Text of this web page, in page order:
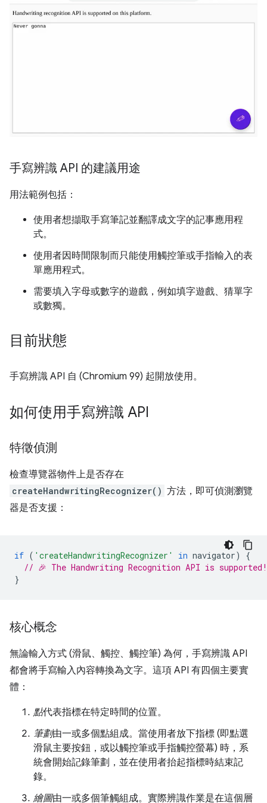
手寫辨識 API 的建議用途
用法範例包括：
使用者想擷取手寫筆記並翻譯成文字的記事應用程
式。
使用者因時間限制而只能使用觸控筆或手指輸入的表
單應用程式。
需要填入字母或數字的遊戲，例如填字遊戲、猜單字
或數獨。
目前狀態
手寫辨識 API 自 (Chromium 99) 起開放使用。
如何使用手寫辨識 API
特徵偵測
檢查導覽器物件上是否存在
createHandwritingRecognizer() 方法，即可偵測瀏覽
器是否支援：
if ( 'createHandwritingRecognizer' in navigator)
{
// 🎉 The Handwriting Recognition API is supported!
}
核心概念
無論輸入方式 (滑鼠、觸控、觸控筆) 為何，手寫辨識 API
都會將手寫輸入內容轉換為文字。這項 API 有四個主要實
體：
點代表指標在特定時間的位置。
筆劃由一或多個點組成。當使用者放下指標 (即點選
滑鼠主要按鈕，或以觸控筆或手指觸控螢幕) 時，系
統會開始記錄筆劃，並在使用者抬起指標時結束記
錄。
繪圖由一或多個筆觸組成。實際辨識作業是在這個層